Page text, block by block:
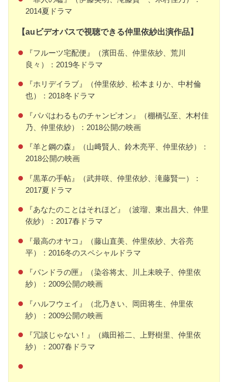
2014夏ドラマ
【auビデオパスで視聴できる仲里依紗出演作品】
『フルーツ宅配便』（濱田岳、仲里依紗、荒川
良々）：2019冬ドラマ
『ホリデイラブ』（仲里依紗、松本まりか、中村倫
也）：2018冬ドラマ
『パパはわるものチャンピオン』（棚橋弘至、木村佳
乃、仲里依紗）：2018公開の映画
『羊と鋼の森』（山﨑賢人、鈴木亮平、仲里依紗）：
2018公開の映画
『黒革の手帖』（武井咲、仲里依紗、滝藤賢一）：
2017夏ドラマ
『あなたのことはそれほど』（波瑠、東出昌大、仲里
依紗）：2017春ドラマ
『最高のオヤコ』（藤山直美、仲里依紗、大谷亮
平）：2016冬のスペシャルドラマ
『パンドラの匣』（染谷将太、川上未映子、仲里依
紗）：2009公開の映画
『ハルフウェイ』（北乃きい、岡田将生、仲里依
紗）：2009公開の映画
『冗談じゃない！』（織田裕二、上野樹里、仲里依
紗）：2007春ドラマ